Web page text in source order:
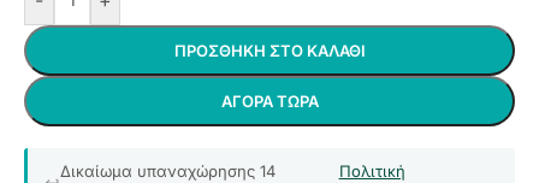
ΠΡΟΣΘΉΚΗ ΣΤΟ ΚΑΛΆΘΙ
ΑΓΟΡΆ ΤΏΡΑ
Δικαίωμα υπαναχώρησης 14
Πολιτική